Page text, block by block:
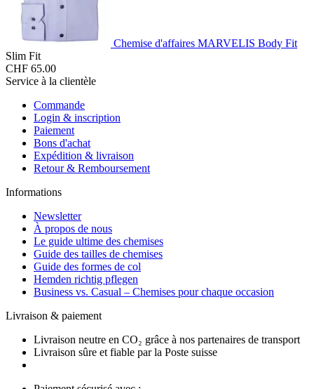
Chemise d'affaires MARVELIS Body Fit
Slim Fit
CHF 65.00
Service à la clientèle
Commande
Login & inscription
Paiement
Bons d'achat
Expédition & livraison
Retour & Remboursement
Informations
Newsletter
À propos de nous
Le guide ultime des chemises
Guide des tailles de chemises
Guide des formes de col
Hemden richtig pflegen
Business vs. Casual – Chemises pour chaque occasion
Livraison & paiement
Livraison neutre en CO₂ grâce à nos partenaires de transport
Livraison sûre et fiable par la Poste suisse